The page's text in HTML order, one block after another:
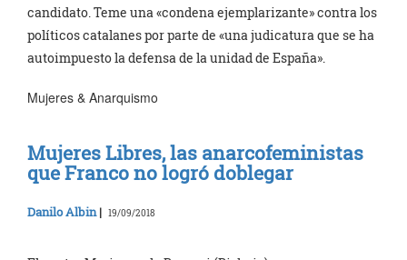
candidato. Teme una «condena ejemplarizante» contra los
políticos catalanes por parte de «una judicatura que se ha
autoimpuesto la defensa de la unidad de España».
Mujeres & Anarquismo
Mujeres Libres, las anarcofeministas
que Franco no logró doblegar
Danilo Albin| 19/09/2018